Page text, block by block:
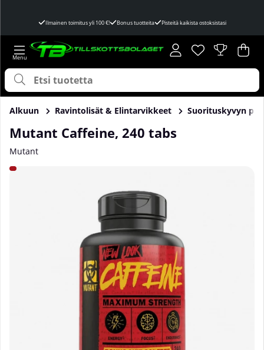
Ilmainen toimitus yli 100 €! Bonus tuotteita Pisteitä kaikista ostoksistasi
Toivelista
Lukumäärä
. .
Alkuun Ravintolisät & Elintarvikkeet Suorituskyvyn
Mutant Caffeine, 240 tabs
Mutant
Tuotekuvat Mutant Caffeine, 240 tabs